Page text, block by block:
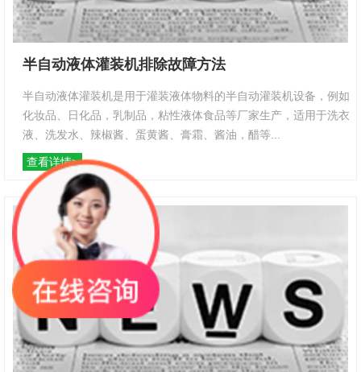
半自动液体灌装机排除故障方法
半自动液体灌装机是用于灌装液体物料的半自动灌装机设备，例如
化妆品、日化品，乳制品，粘性液体食品等厂家生产，适用于洗衣
液、洗发水、辣椒酱、蛋黄酱、膏霜、酱油，醋等...
查看详情>